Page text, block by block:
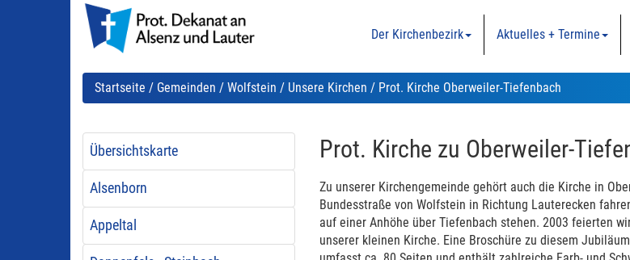
Der Kirchenbezirk Aktuelles + Termine
Startseite / Gemeinden / Wolfstein / Unsere Kirchen / Prot. Kirche Oberweiler-Tiefenbach
Übersichtskarte
Alsenborn
Appeltal
Prot. Kirche zu Oberweiler-
Zu unserer Kirchengemeinde gehört auch die Kirche in
Bundesstraße von Wolfstein in Richtung Lauterecken
auf einer Anhöhe über Tiefenbach stehen. 2003 feierten
unserer kleinen Kirche. Eine Broschüre zu diesem